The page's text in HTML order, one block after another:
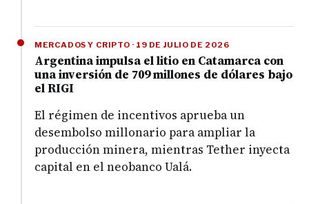
MERCADOS Y CRIPTO · 19 DE JULIO DE 2026
Argentina impulsa el litio en Catamarca con
una inversión de 709 millones de dólares bajo
el RIGI
El régimen de incentivos aprueba un
desembolso millonario para ampliar la
producción minera, mientras Tether inyecta
capital en el neobanco Ualá.